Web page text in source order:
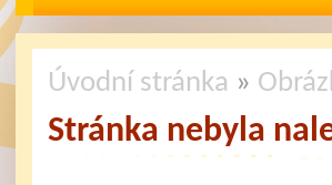
Úvodní stránka »
Stránka nebyla